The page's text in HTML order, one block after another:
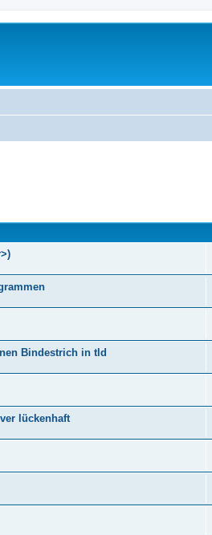
Bindestrich in tld
lückenhaft